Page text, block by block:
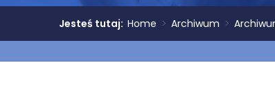
Jesteś tutaj: Home > Archiwum >